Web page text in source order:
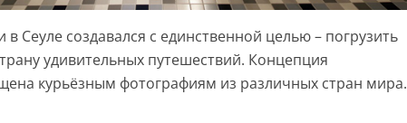
в Сеуле создавался с единственной целью – погрузить
удивительных путешествий. Концепция
курьёзным фотографиям из различных стран мира.